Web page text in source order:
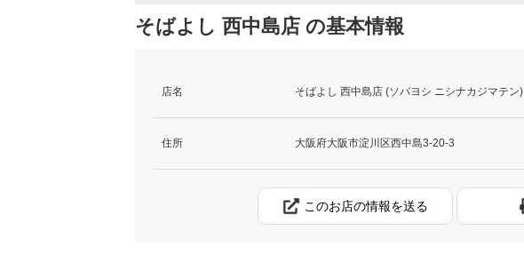
そばよし 西中島店 の基本情報
店名 そばよし 西中島店 (ソバヨシ ニシナカジマテン)
住所 大阪府大阪市淀川区西中島3-20-3
このお店の情報を送る